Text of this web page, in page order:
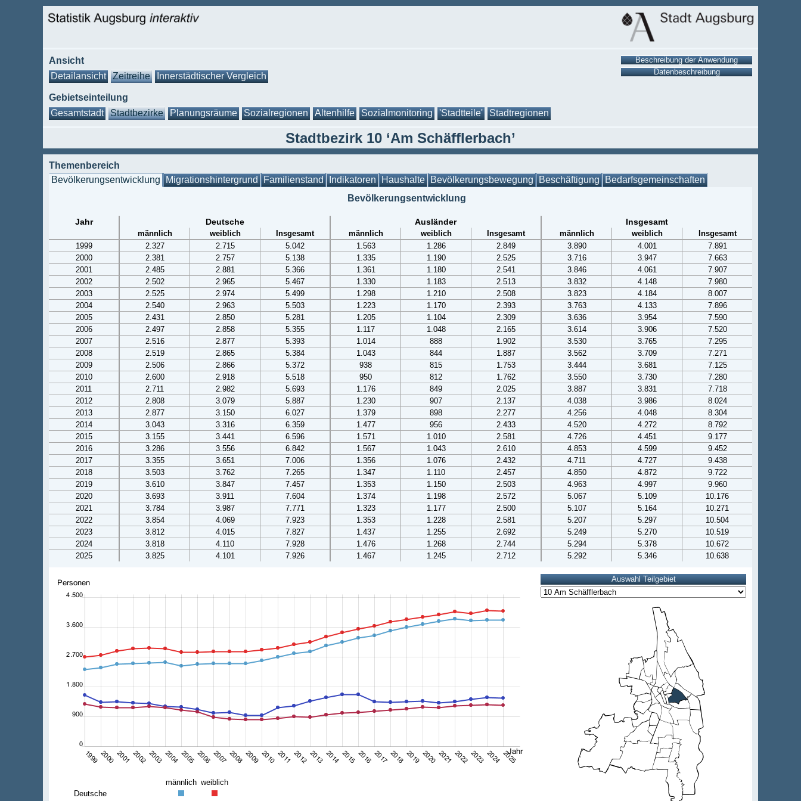
Ansicht
Detailansicht
Zeitreihe Innerstädtischer Vergleich
Gebietseinteilung
Gesamtstadt
Stadtbezirke Planungsräume Sozialregionen Altenhilfe Sozialmonitoring 'Stadtteile' Stadtregionen
Stadtbezirk 10 ‘Am Schäfflerbach’
Themenbereich
Bevölkerungsentwicklung Migrationshintergrund Familienstand Indikatoren Haushalte Bevölkerungsbewegung Beschäftigung Bedarfsgemeinschaften
Bevölkerungsentwicklung
Jahr Deutsche Ausländer Insgesamt
männlich weiblich Insgesamt männlich weiblich Insgesamt männlich weiblich
Insgesamt
1999
2.327 2.715 5.042 1.563 1.286 2.849 3.890 4.001
7.891
2000
2.381 2.757 5.138 1.335 1.190 2.525 3.716 3.947
7.663
2001
2.485 2.881 5.366 1.361 1.180 2.541 3.846 4.061
7.907
2002
2.502 2.965 5.467 1.330 1.183 2.513 3.832 4.148
7.980
2003
2.525 2.974 5.499 1.298 1.210 2.508 3.823 4.184
8.007
2004
2.540 2.963 5.503 1.223 1.170 2.393 3.763 4.133
7.896
2005
2.431 2.850 5.281 1.205 1.104 2.309 3.636 3.954
7.590
2006
2.497 2.858 5.355 1.117 1.048 2.165 3.614 3.906
7.520
2007
2.516 2.877 5.393 1.014 888 1.902 3.530 3.765
7.295
2008
2.519 2.865 5.384 1.043 844 1.887 3.562 3.709
7.271
2009
2.506 2.866 5.372 938 815 1.753 3.444 3.681
7.125
2010
2.600 2.918 5.518 950 812 1.762 3.550 3.730
7.280
2011
2.711 2.982 5.693 1.176 849 2.025 3.887 3.831
7.718
2012
2.808 3.079 5.887 1.230 907 2.137 4.038 3.986
8.024
2013
2.877 3.150 6.027 1.379 898 2.277 4.256 4.048
8.304
2014
3.043 3.316 6.359 1.477 956 2.433 4.520 4.272
8.792
2015
3.155 3.441 6.596 1.571 1.010 2.581 4.726 4.451
9.177
2016
3.286 3.556 6.842 1.567 1.043 2.610 4.853 4.599
9.452
2017
3.355 3.651 7.006 1.356 1.076 2.432 4.711 4.727
9.438
2018
3.503 3.762 7.265 1.347 1.110 2.457 4.850 4.872
9.722
2019
3.610 3.847 7.457 1.353 1.150 2.503 4.963 4.997
9.960
2020
3.693 3.911 7.604 1.374 1.198 2.572 5.067 5.109
10.176
2021
3.784 3.987 7.771 1.323 1.177 2.500 5.107 5.164
10.271
2022
3.854 4.069 7.923 1.353 1.228 2.581 5.207 5.297
10.504
2023
3.812 4.015 7.827 1.437 1.255 2.692 5.249 5.270
10.519
2024
3.818 4.110 7.928 1.476 1.268 2.744 5.294 5.378
10.672
2025
3.825 4.101 7.926 1.467 1.245 2.712 5.292 5.346 10.638
männlich weiblich
Deutsche